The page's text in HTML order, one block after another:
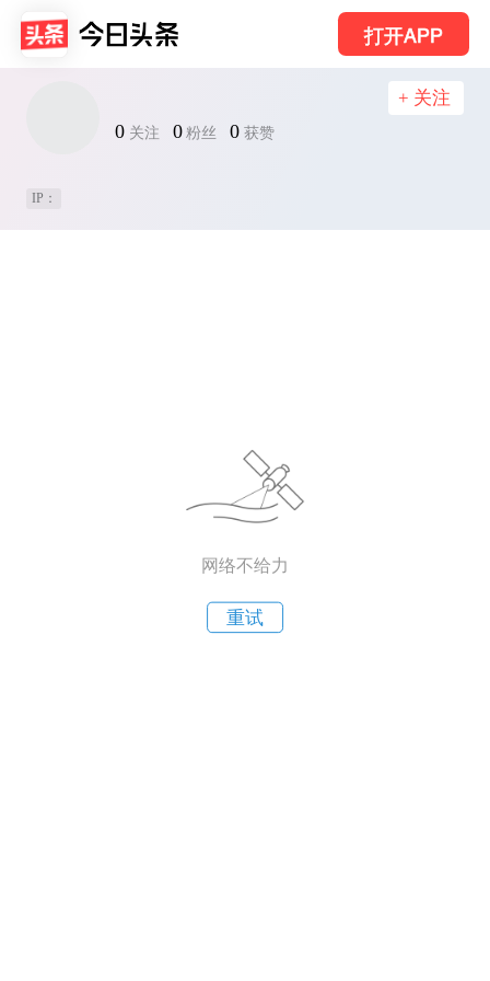
打开APP
0 关注 0 粉丝 0 获赞
+ 关注
IP：
网络不给力
重试